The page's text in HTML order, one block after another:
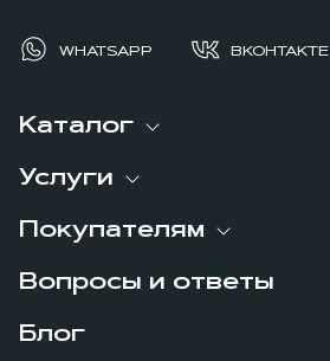
Каталог
Услуги
Покупателям
Вопросы и ответы
Блог
WHATSAPP ВКОНТАКТЕ